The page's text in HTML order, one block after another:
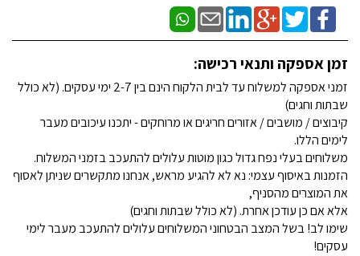
זמן אספקה ותנאי רכישה:
זמני אספקה למשלוח עד לבית הלקוח הינם בין 2-7 ימי עסקים. (לא כולל
שבתות וחגים)
קיבוצים / מושבים / אזורים חריגים או מרוחקים - יתכנו עיכובים מעבר
לימים הללו.
משלוחים בעלי נפח גדול כגון מוטות עלולים להתעכב בזמני המשלוח.
הזמנות באיסוף עצמי: נא לא להגיע מראש, אנחנו מתקשרים שניתן לאסוף
את המוצרים מהסניף,
אלא אם כן עודכן אחרת. (לא כולל שבתות וחגים)
שימו לב! בשל המצב הבטחוני המשלוחים עלולים להתעכב מעבר לימי
עסקים!